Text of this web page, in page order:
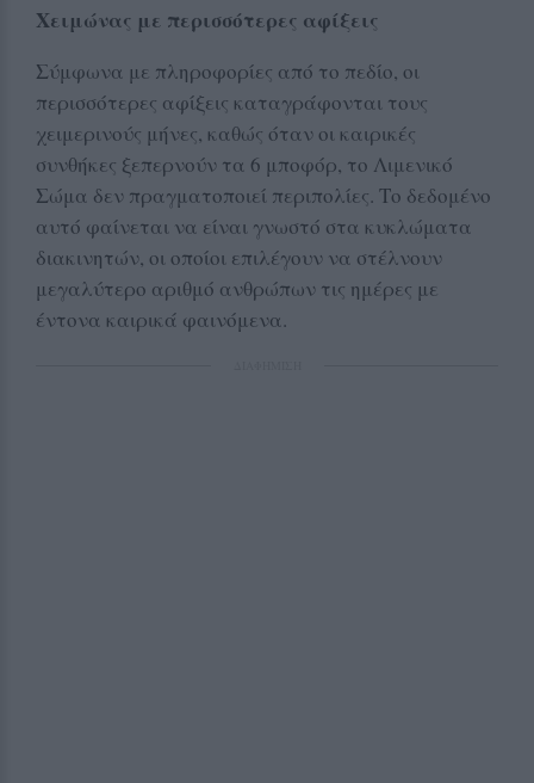
Χειμώνας με περισσότερες αφίξεις
Σύμφωνα με πληροφορίες από το πεδίο, οι
περισσότερες αφίξεις καταγράφονται τους
χειμερινούς μήνες, καθώς όταν οι καιρικές
συνθήκες ξεπερνούν τα 6 μποφόρ, το Λιμενικό
Σώμα δεν πραγματοποιεί περιπολίες. Το δεδομένο
αυτό φαίνεται να είναι γνωστό στα κυκλώματα
διακινητών, οι οποίοι επιλέγουν να στέλνουν
μεγαλύτερο αριθμό ανθρώπων τις ημέρες με
έντονα καιρικά φαινόμενα.